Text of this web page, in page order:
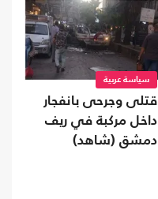
سياسة عربية
قتلى وجرحى بانفجار
داخل مركبة في ريف
دمشق (شاهد)